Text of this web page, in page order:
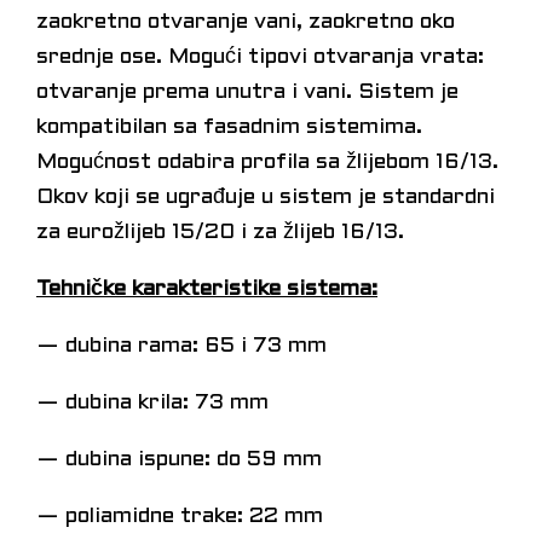
zaokretno otvaranje vani, zaokretno oko
srednje ose. Mogući tipovi otvaranja vrata:
otvaranje prema unutra i vani. Sistem je
kompatibilan sa fasadnim sistemima.
Mogućnost odabira profila sa žlijebom 16/13.
Okov koji se ugrađuje u sistem je standardni
za eurožlijeb 15/20 i za žlijeb 16/13.
Tehničke karakteristike sistema:
— dubina rama: 65 i 73 mm
— dubina krila: 73 mm
— dubina ispune: do 59 mm
— poliamidne trake: 22 mm